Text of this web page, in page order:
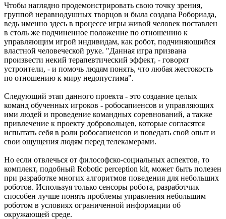
Чтобы наглядно продемонстрировать свою точку зрения,
группой неравнодушных творцов и была создана Робориада,
ведь именно здесь в процессе игры живой человек поставлен
в столь же подчиненное положение по отношению к
управляющим игрой индивидам, как робот, подчиняющийся
властной человеческой руке. "Данная игра призвана
произвести некий терапевтический эффект, - говорят
устроители, - и помочь людям понять, что любая жестокость
по отношению к миру недопустима".
Следующий этап данного проекта - это создание целых
команд обученных игроков - робосапиенсов и управляющих
ими людей и проведение командных соревнований, а также
привлечение к проекту добровольцев, которые согласятся
испытать себя в роли робосапиенсов и поведать свой опыт и
свои ощущения людям перед телекамерами.
Но если отвлечься от философско-социальных аспектов, то
комплект, подобный Robotic perception kit, может быть полезен
при разработке многих алгоритмов поведения для небольших
роботов. Используя только сенсоры робота, разработчик
способен лучше понять проблемы управления небольшим
роботом в условиях ограниченной информации об
окружающей среде.